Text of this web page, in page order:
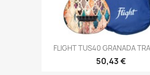
FLIGHT TUS40 GRANADA
50,43 €